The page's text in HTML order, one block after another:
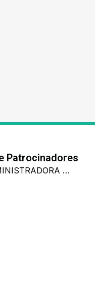
Patrocinadores
IDEALL ADMINISTRADORA DE BENEFÍCIOS